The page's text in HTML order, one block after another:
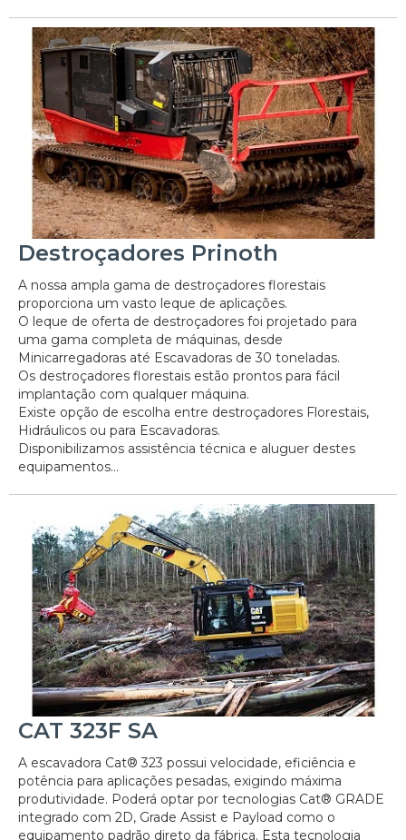
Destroçadores Prinoth
A nossa ampla gama de destroçadores florestais
proporciona um vasto leque de aplicações.
O leque de oferta de destroçadores foi projetado para
uma gama completa de máquinas, desde
Minicarregadoras até Escavadoras de 30 toneladas.
Os destroçadores florestais estão prontos para fácil
implantação com qualquer máquina.
Existe opção de escolha entre destroçadores Florestais,
Hidráulicos ou para Escavadoras.
Disponibilizamos assistência técnica e aluguer destes
equipamentos...
CAT 323F SA
A escavadora Cat® 323 possui velocidade, eficiência e
potência para aplicações pesadas, exigindo máxima
produtividade. Poderá optar por tecnologias Cat® GRADE
integrado com 2D, Grade Assist e Payload como o
equipamento padrão direto da fábrica. Esta tecnologia